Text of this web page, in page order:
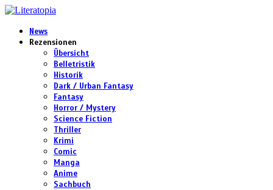
News
Rezensionen
Übersicht
Belletristik
Historik
Dark / Urban Fantasy
Fantasy
Horror / Mystery
Science Fiction
Thriller
Krimi
Comic
Manga
Anime
Sachbuch